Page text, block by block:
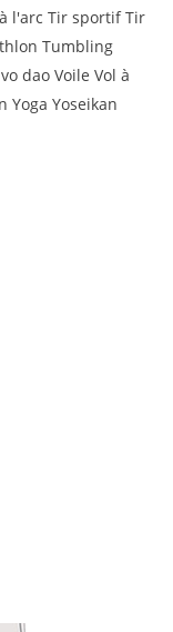
l'arc Tir sportif Tir
Tumbling
dao Voile Vol à
Yoga Yoseikan